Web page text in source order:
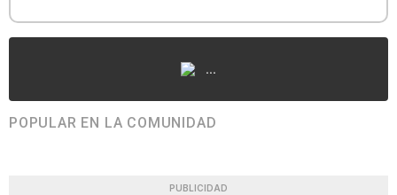
...
POPULAR EN LA COMUNIDAD
PUBLICIDAD